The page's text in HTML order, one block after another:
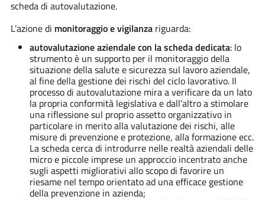
scheda di autovalutazione.
L’azione di monitoraggio e vigilanzariguarda:
autovalutazione aziendale con la scheda dedicata: lo
strumento è un supporto per il monitoraggio della
situazione della salute e sicurezza sul lavoro aziendale,
al fine della gestione dei rischi del ciclo lavorativo. Il
processo di autovalutazione mira a verificare da un lato
la propria conformità legislativa e dall’altro a stimolare
una riflessione sul proprio assetto organizzativo in
particolare in merito alla valutazione dei rischi, alle
misure di prevenzione e protezione, alla formazione ecc.
La scheda cerca di introdurre nelle realtà aziendali delle
micro e piccole imprese un approccio incentrato anche
sugli aspetti migliorativi allo scopo di favorire un
riesame nel tempo orientato ad una efficace gestione
della prevenzione in azienda;